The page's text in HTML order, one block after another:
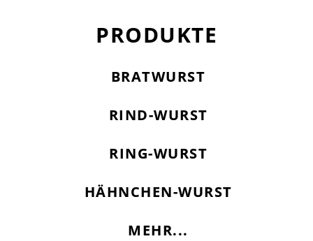
PRODUKTE
BRATWURST
RIND-WURST
RING-WURST
HÄHNCHEN-WURST
MEHR...